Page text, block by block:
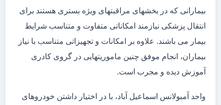
بیمارانی که در بخشهای مراقبتهای ویژه بستری هستند برای
انتقال پزشکی نیازمند امکاناتی متفاوت و متناسب شرایط
بیمار می باشند. علاوه بر امکانات و تجهیزاتی متناسب با نیاز
بیماران، انجام موفق چنین ماموریتهایی در گروی کادری
آموزش دیده و مجرب است.
واحد آمبولانس اسماعیل آباد، با در اختیار داشتن خودروهای